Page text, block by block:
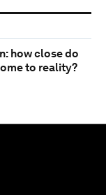
how close do
to reality?